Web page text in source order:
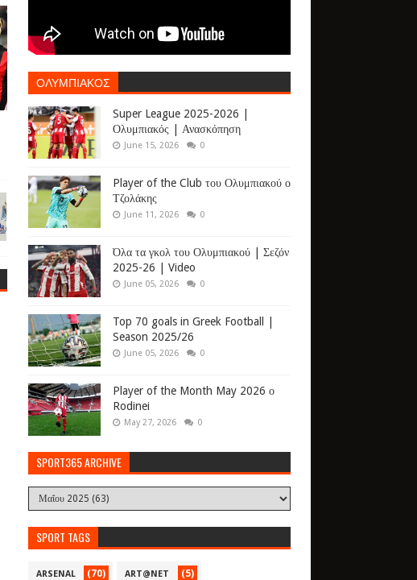
ΟΛΥΜΠΙΑΚΟΣ
Super League 2025-2026 |
Ολυμπιακός | Ανασκόπηση
June 15, 2026 0
Player of the Club του Ολυμπιακού ο
Τζολάκης
June 11, 2026 0
Όλα τα γκολ του Ολυμπιακού | Σεζόν
2025-26 | Video
June 05, 2026 0
Top 70 goals in Greek Football |
Season 2025/26
June 05, 2026 0
Player of the Month May 2026 ο
Rodinei
May 27, 2026 0
SPORT365 ARCHIVE
SPORT TAGS
ARSENAL (70) ART@NET (5)